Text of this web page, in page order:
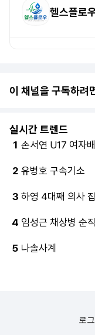
헬스플로
이 채널을 구독하려
실시간 트렌드
1 손서연 U17 여자
2 유병호 구속기소
3 하영 4대째 의사
4 임성근 채상병 순
5 나솔사계
로